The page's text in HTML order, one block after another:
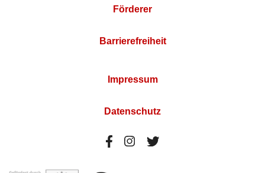
Förderer
Barrierefreiheit
Impressum
Datenschutz